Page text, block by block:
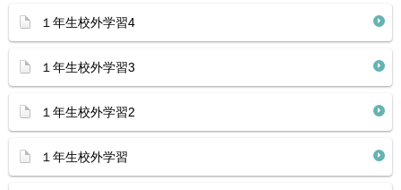
１年生校外学習4
１年生校外学習3
１年生校外学習2
１年生校外学習